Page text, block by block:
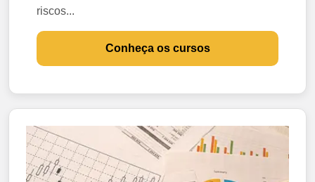
riscos...
Conheça os cursos